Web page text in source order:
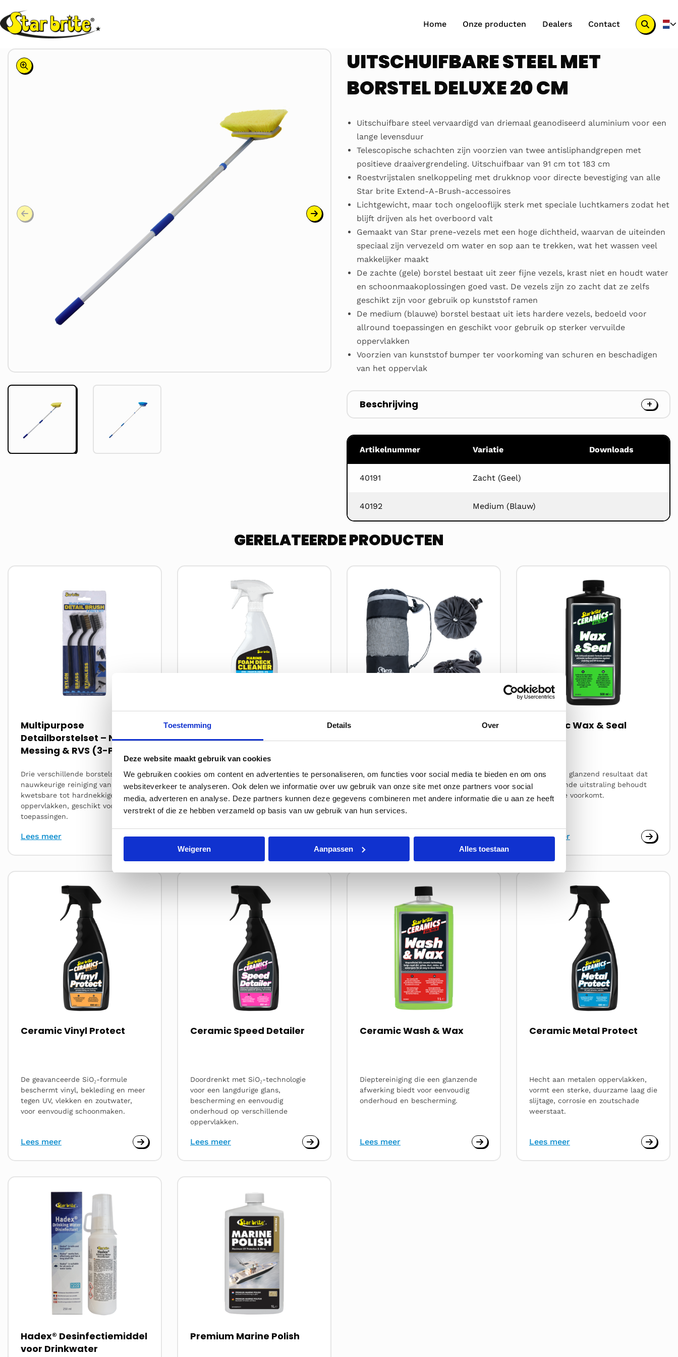
Toestemming Details Over
Deze website maakt gebruik van cookies
We gebruiken cookies om content en advertenties te personaliseren, om functies voor social media te bieden en om ons
websiteverkeer te analyseren. Ook delen we informatie over uw gebruik van onze site met onze partners voor social
media, adverteren en analyse. Deze partners kunnen deze gegevens combineren met andere informatie die u aan ze heeft
verstrekt of die ze hebben verzameld op basis van uw gebruik van hun services.
Weigeren Aanpassen Alles toestaan
Home Onze producten Dealers Contact
Zoek
knop
UITSCHUIFBARE STEEL MET
BORSTEL DELUXE 20 CM
Uitschuifbare steel vervaardigd van driemaal geanodiseerd aluminium voor een
lange levensduur
Telescopische schachten zijn voorzien van twee antisliphandgrepen met
positieve draaivergrendeling. Uitschuifbaar van 91 cm tot 183 cm
Roestvrijstalen snelkoppeling met drukknop voor directe bevestiging van alle
Star brite Extend-A-Brush-accessoires
Lichtgewicht, maar toch ongelooflijk sterk met speciale luchtkamers zodat het
blijft drijven als het overboord valt
Gemaakt van Star prene-vezels met een hoge dichtheid, waarvan de uiteinden
speciaal zijn vervezeld om water en sop aan te trekken, wat het wassen veel
makkelijker maakt
De zachte (gele) borstel bestaat uit zeer fijne vezels, krast niet en houdt water
en schoonmaakoplossingen goed vast. De vezels zijn zo zacht dat ze zelfs
geschikt zijn voor gebruik op kunststof ramen
De medium (blauwe) borstel bestaat uit iets hardere vezels, bedoeld voor
allround toepassingen en geschikt voor gebruik op sterker vervuilde
oppervlakken
Voorzien van kunststof bumper ter voorkoming van schuren en beschadigen
van het oppervlak
Beschrijving
Artikelnummer Variatie Downloads
40191 Zacht (Geel)
40192 Medium (Blauw)
GERELATEERDE PRODUCTEN
Multipurpose
Detailborstelset – Nylon,
Messing & RVS (3-Pack)
Drie verschillende borstels voor
nauwkeurige reiniging van
kwetsbare tot hardnekkige
oppervlakken, geschikt voor veel
toepassingen.
Lees meer
Lees
Schuimdek Reiniger
Diep-reinigende spray voor
schuimdekken; verwijdert vuil en
vlekken, herstelt grip en is veilig
Lees meer
Lees
Direct opruimen, waar dan ook, met
deze duurzame, veelzijdige en
gemakkelijk te reinigen afvalzak voor
Lees meer
Lees
Ceramic Wax & Seal
Duurzaam, glanzend resultaat dat
een stralende uitstraling behoudt
en oxidatie voorkomt.
Lees meer
Lees
Ceramic Vinyl Protect
De geavanceerde SiO₂-formule
beschermt vinyl, bekleding en meer
tegen UV, vlekken en zoutwater,
voor eenvoudig schoonmaken.
Lees meer
Lees
Ceramic Speed Detailer
Doordrenkt met SiO₂-technologie
voor een langdurige glans,
bescherming en eenvoudig
onderhoud op verschillende
oppervlakken.
Lees meer
Lees
Ceramic Wash & Wax
Dieptereiniging die een glanzende
afwerking biedt voor eenvoudig
onderhoud en bescherming.
Lees meer
Lees
Ceramic Metal Protect
Hecht aan metalen oppervlakken,
vormt een sterke, duurzame laag die
slijtage, corrosie en zoutschade
weerstaat.
Lees meer
Lees
Hadex® Desinfectiemiddel
voor Drinkwater
Lees
Premium Marine Polish
Lees